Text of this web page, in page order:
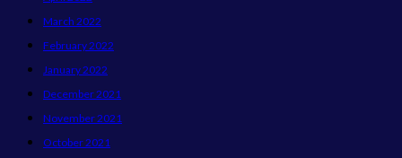
March 2022
February 2022
January 2022
December 2021
November 2021
October 2021